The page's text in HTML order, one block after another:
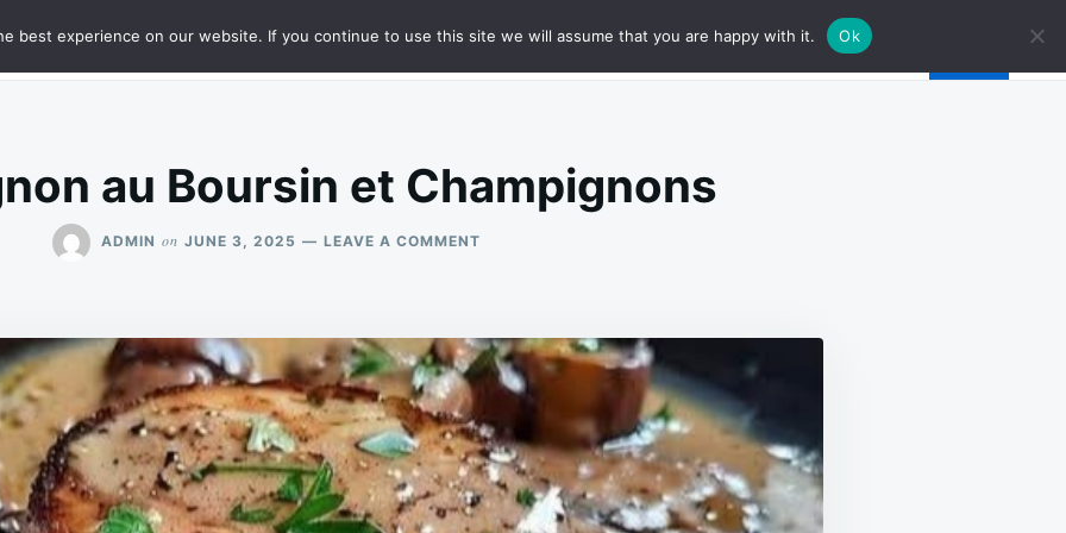
SAMPLE PAGE
au Boursin et Champignons
ADMIN on JUNE 3, 2025 LEAVE A COMMENT
ET
CHAMPIGNONS
best experience on our website. If you continue to use this site we will assume that you are happy with it. Ok